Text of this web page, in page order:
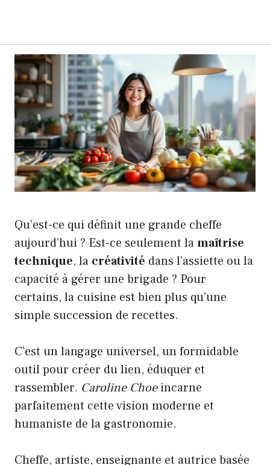
Qu’est-ce qui définit une grande cheffe
aujourd’hui ? Est-ce seulement lamaîtrise
technique, la créativité dans l’assiette ou la
capacité à gérer une brigade ? Pour
certains, la cuisine est bien plus qu’une
simple succession de recettes.
C’est un langage universel, un formidable
outil pour créer du lien, éduquer et
rassembler. Caroline Choeincarne
parfaitement cette vision moderne et
humaniste de la gastronomie.
Cheffe, artiste, enseignante et autrice basée